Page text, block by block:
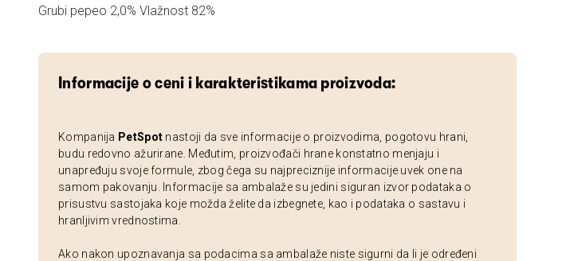
Grubi pepeo 2,0% Vlažnost 82%
Informacije o ceni i karakteristikama proizvoda:
Kompanija PetSpot nastoji da sve informacije o proizvodima, pogotovu hrani,
budu redovno ažurirane. Međutim, proizvođači hrane konstatno menjaju i
unapređuju svoje formule, zbog čega su najpreciznije informacije uvek one na
samom pakovanju. Informacije sa ambalaže su jedini siguran izvor podataka o
prisustvu sastojaka koje možda želite da izbegnete, kao i podataka o sastavu i
hranljivim vrednostima.
Ako nakon upoznavanja sa podacima sa ambalaže niste sigurni da li je određeni